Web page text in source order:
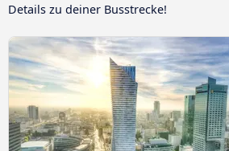
Details zu deiner Busstrecke!